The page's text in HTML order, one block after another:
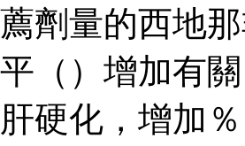
薦劑量的西地
平（）增加有
肝硬化，增加